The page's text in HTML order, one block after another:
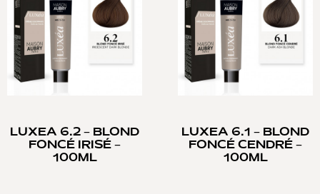
LUXEA 6.2 – BLOND
FONCÉ IRISÉ –
100ML
LUXEA 6.1 – BLOND
FONCÉ CENDRÉ –
100ML